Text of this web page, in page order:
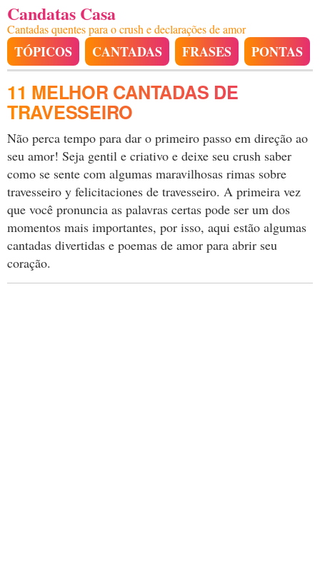
Candatas Casa
Cantadas quentes para o crush e declarações de amor
TÓPICOS CANTADAS FRASES PONTAS
11 MELHOR CANTADAS DE
TRAVESSEIRO
Não perca tempo para dar o primeiro passo em direção ao
seu amor! Seja gentil e criativo e deixe seu crush saber
como se sente com algumas maravilhosas rimas sobre
travesseiro y felicitaciones de travesseiro. A primeira vez
que você pronuncia as palavras certas pode ser um dos
momentos mais importantes, por isso, aqui estão algumas
cantadas divertidas e poemas de amor para abrir seu
coração.